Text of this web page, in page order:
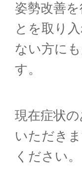
姿勢改善
とを取り
ない方に
す。
現在症状
いただき
ください。